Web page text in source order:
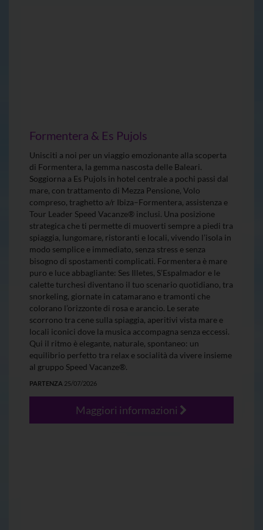
Formentera & Es Pujols
Unisciti a noi per un viaggio emozionante alla scoperta
di Formentera, la gemma nascosta delle Baleari.
Soggiorna a Es Pujols in hotel centrale a pochi passi dal
mare, con trattamento di Mezza Pensione, Volo
compreso, traghetto a/r Ibiza–Formentera, assistenza e
Tour Leader Speed Vacanze® inclusi. Una posizione
strategica che ti permette di muoverti sempre a piedi tra
spiaggia, lungomare, ristoranti e locali, vivendo l’isola in
modo semplice e immediato, senza stress e senza
bisogno di spostamenti complicati. Formentera è mare
puro e luce abbagliante: Ses Illetes, S’Espalmador e le
calette turchesi diventano il tuo scenario quotidiano, tra
snorkeling, giornate in catamarano e tramonti che
colorano l’orizzonte di rosa e arancio. Le serate
scorrono tra cene sulla spiaggia, aperitivi vista mare e
locali iconici dove la musica accompagna senza eccessi.
Qui il ritmo è elegante, naturale, spontaneo: un
equilibrio perfetto tra relax e socialità da vivere insieme
al gruppo Speed Vacanze®.
PARTENZA 25/07/2026
Maggiori informazioni